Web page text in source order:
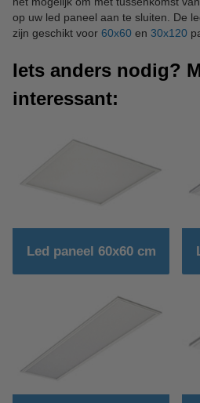
op uw led paneel aan te sluiten. De
zijn geschikt voor 60x60 en 30x120
Iets anders nodig?
interessant:
Led paneel 60x60 cm